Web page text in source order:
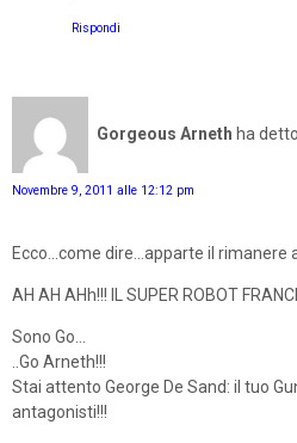
Rispondi
Gorgeous Arneth ha
Novembre 9, 2011 alle 12:12 pm
Ecco...come dire...apparte il rimanere
AH AH AHh!!! IL SUPER ROBOT
Sono Go...
..Go Arneth!!!
Stai attento George De Sand: il tuo
antagonisti!!!